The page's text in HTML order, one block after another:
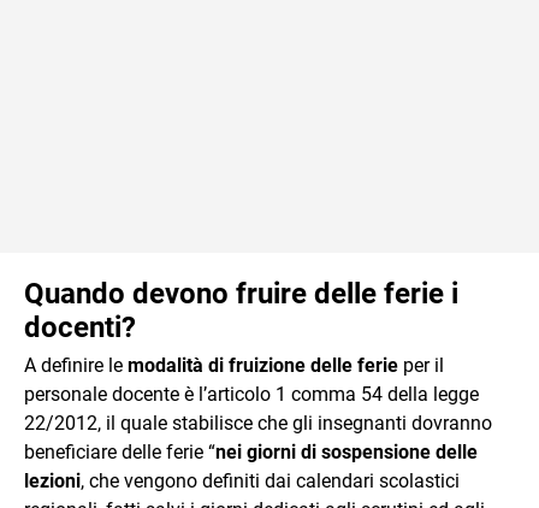
Quando devono fruire delle ferie i
docenti?
A definire le modalità di fruizione delle ferie per il
personale docente è l’articolo 1 comma 54 della legge
22/2012, il quale stabilisce che gli insegnanti dovranno
beneficiare delle ferie “nei giorni di sospensione delle
lezioni, che vengono definiti dai calendari scolastici